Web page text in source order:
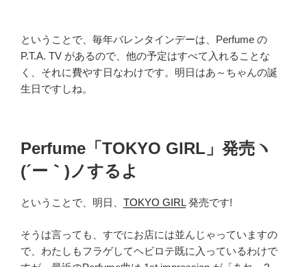
ということで、毎年バレンタインデーは、Perfume の
P.T.A. TV があるので、他の予定はすべて入れることな
く、それに費やす日なわけです。明日はあ～ちゃんの誕
生日ですしね。
Perfume「TOKYO GIRL」発売ヽ
(´ー｀)ノするよ
ということで、明日、 TOKYO GIRL発売です!
そうは言っても、すでにお店には並んじゃっていますの
で、わたしもフラゲしてヘビロテ既に入っているわけで